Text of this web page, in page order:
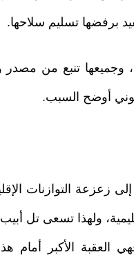
برفضها تسليم سلاحها.
تنبع من مصدر
أوضح السبب.
زعزعة التوازنات
ولهذا تسعى تل
العقبة الأكبر